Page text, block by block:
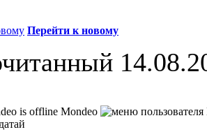
Перейти к новому
Mondeo